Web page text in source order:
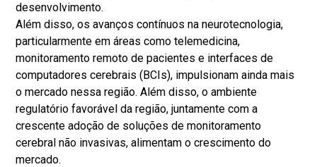
desenvolvimento.
Além disso, os avanços contínuos na neurotecnologia,
particularmente em áreas como telemedicina,
monitoramento remoto de pacientes e interfaces de
computadores cerebrais (BCIs), impulsionam ainda mais
o mercado nessa região. Além disso, o ambiente
regulatório favorável da região, juntamente com a
crescente adoção de soluções de monitoramento
cerebral não invasivas, alimentam o crescimento do
mercado.